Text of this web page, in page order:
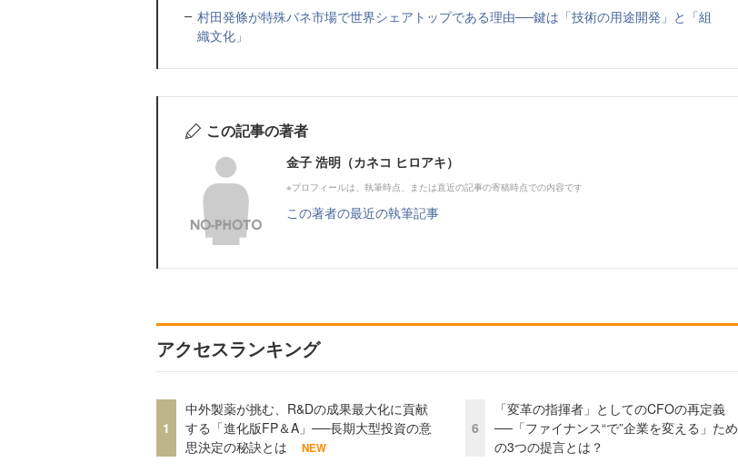
村田発條が特殊バネ市場で世界シェアトップである理由──鍵は「技術の用途開発」と「組
織文化」
この記事の著者
金子 浩明（カネコ ヒロアキ）
※プロフィールは、執筆時点、または直近の記事の寄稿時点での内容です
この著者の最近の執筆記事
アクセスランキング
1
中外製薬が挑む、R&Dの成果最大化に貢献
する「進化版FP＆A」──長期大型投資の意
思決定の秘訣とは
NEW
6
「変革の指揮者」としてのCFOの再定義
──「ファイナンス“で”企業を変える」ため
の3つの提言とは？